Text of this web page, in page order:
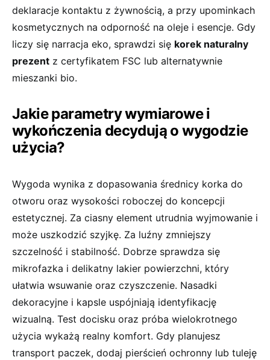
deklaracje kontaktu z żywnością, a przy upominkach
kosmetycznych na odporność na oleje i esencje. Gdy
liczy się narracja eko, sprawdzi się korek naturalny
prezent z certyfikatem FSC lub alternatywnie
mieszanki bio.
Jakie parametry wymiarowe i
wykończenia decydują o wygodzie
użycia?
Wygoda wynika z dopasowania średnicy korka do
otworu oraz wysokości roboczej do koncepcji
estetycznej. Za ciasny element utrudnia wyjmowanie i
może uszkodzić szyjkę. Za luźny zmniejszy
szczelność i stabilność. Dobrze sprawdza się
mikrofazka i delikatny lakier powierzchni, który
ułatwia wsuwanie oraz czyszczenie. Nasadki
dekoracyjne i kapsle uspójniają identyfikację
wizualną. Test docisku oraz próba wielokrotnego
użycia wykażą realny komfort. Gdy planujesz
transport paczek, dodaj pierścień ochronny lub tuleję